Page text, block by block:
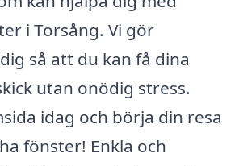
i Torsång. Vi gör
så att du kan få dina
utan onödig stress.
idag och börja din resa
fönster! Enkla och